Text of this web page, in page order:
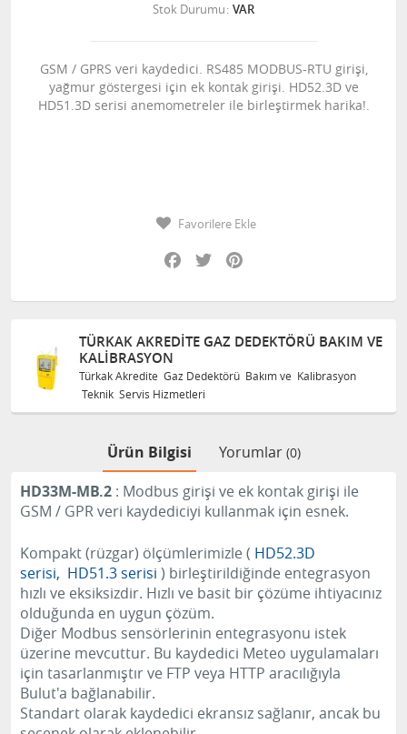
Stok Durumu VAR
GSM / GPRS veri kaydedici. RS485 MODBUS-RTU girişi,
yağmur göstergesi için ek kontak girişi. HD52.3D ve
HD51.3D serisi anemometreler ile birleştirmek harika!.
Favorilere Ekle
Facebook
Twitter
TÜRKAK AKREDITE GAZ DEDEKTÖRÜ BAKIM VE
KALIBRASYON
Türkak Akredite Gaz Dedektörü Bakım ve Kalibrasyon
Teknik Servis Hizmetleri
Ürün Bilgisi Yorumlar (0)
HD33M-MB.2 : Modbus girişi ve ek kontak girişi ile
GSM / GPR veri kaydediciyi kullanmak için esnek.
Kompakt (rüzgar) ölçümlerimizle ( HD52.3D
serisi, HD51.3 serisi ) birleştirildiğinde entegrasyon
hızlı ve eksiksizdir. Hızlı ve basit bir çözüme ihtiyacınız
olduğunda en uygun çözüm.
Diğer Modbus sensörlerinin entegrasyonu istek
üzerine mevcuttur. Bu kaydedici Meteo uygulamaları
için tasarlanmıştır ve FTP veya HTTP aracılığıyla
Bulut'a bağlanabilir.
Standart olarak kaydedici ekransız sağlanır, ancak bu